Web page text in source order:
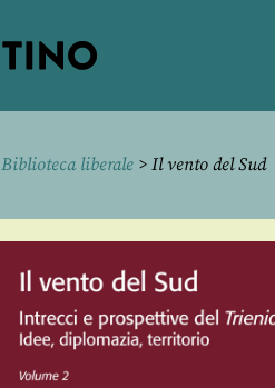
Biblioteca liberale > Il vento del Sud